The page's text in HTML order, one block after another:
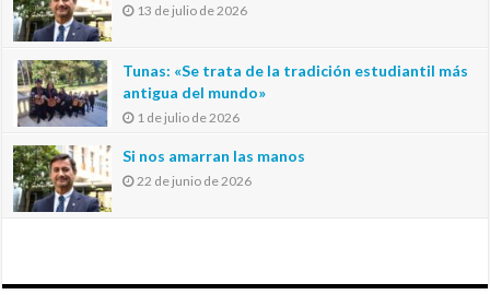
13 de julio de 2026
Tunas: «Se trata de la tradición estudiantil más
antigua del mundo»
1 de julio de 2026
Si nos amarran las manos
22 de junio de 2026